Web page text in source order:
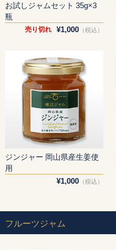
お試しジャムセット 35g×3
瓶
¥1,000（税込）
売り切れ
ジンジャー 岡山県産生姜使
用
¥1,000（税込）
フルーツジャム